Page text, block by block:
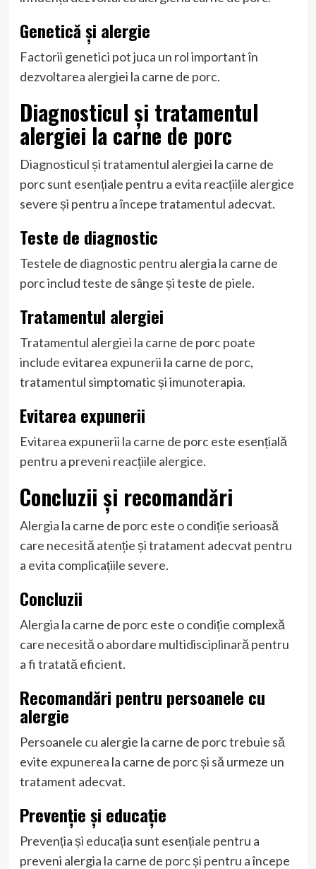
Genetică și alergie
Factorii genetici pot juca un rol important în
dezvoltarea alergiei la carne de porc.
Diagnosticul și tratamentul
alergiei la carne de porc
Diagnosticul și tratamentul alergiei la carne de
porc sunt esențiale pentru a evita reacțiile alergice
severe și pentru a începe tratamentul adecvat.
Teste de diagnostic
Testele de diagnostic pentru alergia la carne de
porc includ teste de sânge și teste de piele.
Tratamentul alergiei
Tratamentul alergiei la carne de porc poate
include evitarea expunerii la carne de porc,
tratamentul simptomatic și imunoterapia.
Evitarea expunerii
Evitarea expunerii la carne de porc este esențială
pentru a preveni reacțiile alergice.
Concluzii și recomandări
Alergia la carne de porc este o condiție serioasă
care necesită atenție și tratament adecvat pentru
a evita complicațiile severe.
Concluzii
Alergia la carne de porc este o condiție complexă
care necesită o abordare multidisciplinară pentru
a fi tratată eficient.
Recomandări pentru persoanele cu
alergie
Persoanele cu alergie la carne de porc trebuie să
evite expunerea la carne de porc și să urmeze un
tratament adecvat.
Prevenție și educație
Prevenția și educația sunt esențiale pentru a
preveni alergia la carne de porc și pentru a începe